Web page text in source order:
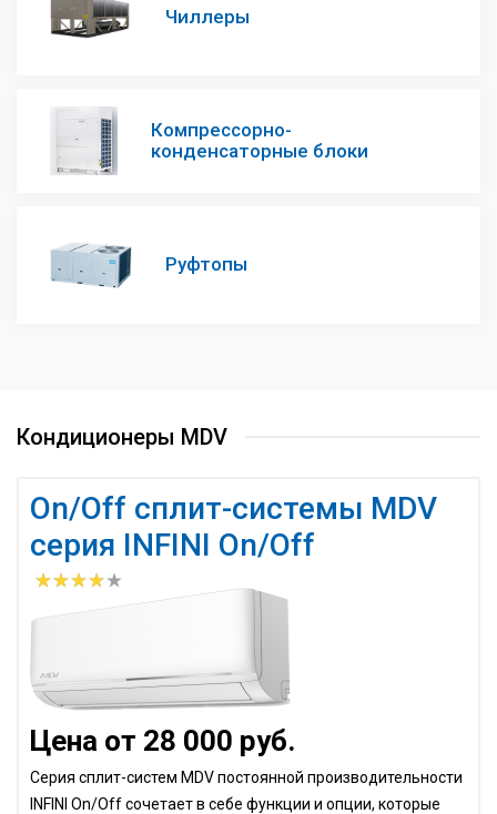
Чиллеры
Компрессорно-
конденсаторные блоки
Руфтопы
Кондиционеры MDV
On/Off сплит-системы MDV
серия INFINI On/Off
Цена от 28 000 руб.
Серия сплит-систем MDV постоянной производительности
INFINI On/Off сочетает в себе функции и опции, которые